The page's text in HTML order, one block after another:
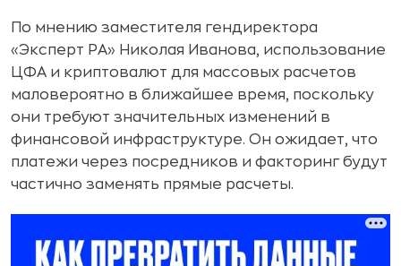
По мнению заместителя гендиректора
«Эксперт РА» Николая Иванова, использование
ЦФА и криптовалют для массовых расчетов
маловероятно в ближайшее время, поскольку
они требуют значительных изменений в
финансовой инфраструктуре. Он ожидает, что
платежи через посредников и факторинг будут
частично заменять прямые расчеты.